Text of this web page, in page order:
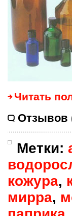
Читать
Отзывов
Метки:
кожура,
мирра,